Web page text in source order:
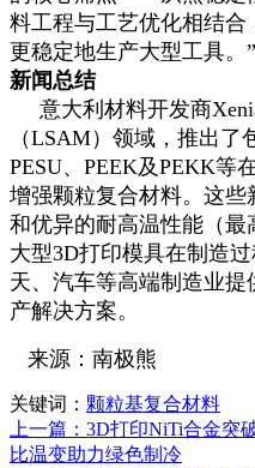
料工程与工艺优化相结合
更稳定地生产大型工具。”
新闻总结
意大利材料开发商
（LSAM）领域，推出了
PESU、PEEK及PEKK等
增强颗粒复合材料。这
和优异的耐高温性能（最
大型3D打印模具在制造
天、汽车等高端制造业
产解决方案。
来源：南极熊
关键词： 颗粒基复合材料
上一篇：3D打印NiTi合金突
比温变助力绿色制冷